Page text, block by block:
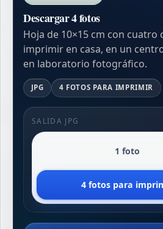
Descargar 4 fotos
Hoja de 10×15 cm con cuatro
imprimir en casa, en un
en laboratorio fotográfico.
JPG 4 FOTOS PARA IMPRIMIR
SALIDA JPG
1 foto
4 fotos para